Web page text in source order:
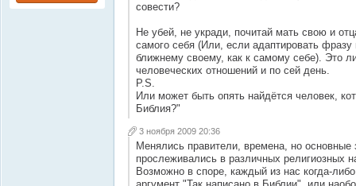
совести?
Не убей, не укради, почитай мать свою и
самого себя (Или, если адаптировать
ближнему своему, как к самому себе). Это
человеческих отношений и по сей день.
P.S.
Или может быть опять найдётся человек,
Библия?"
3 ноября 2009 20:36
Менялись правители, времена, но
прослеживались в различных религиозных
Возможно в споре, каждый из нас когда-